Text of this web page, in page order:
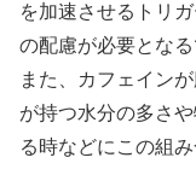
を加速させるトリ
の配慮が必要となる
また、カフェイン
が持つ水分の多さ
る時などにこの組